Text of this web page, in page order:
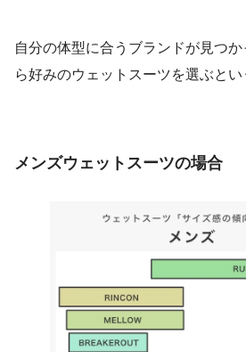
自分の体型に合うブランドが見つ
ら好みのウェットスーツを選ぶとい
メンズウェットスーツの場合